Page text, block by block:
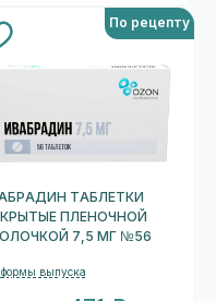
По рецепту
ТАБЛЕТКИ
ПЛЕНОЧНОЙ
7,5 МГ №56
формы выпуска